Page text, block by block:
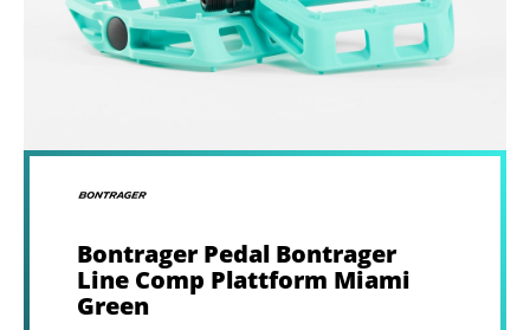
Bontrager Pedal Bontrager
Line Comp Plattform Miami
Green